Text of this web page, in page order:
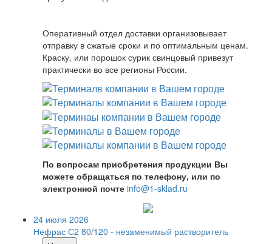
Оперативный отдел доставки организовывает
отправку в сжатые сроки и по оптимальным ценам.
Краску, или порошок сурик свинцовый привезут
практически во все регионы России.
По вопросам приобретения продукции Вы
можете обращаться по телефону, или по
электронной почте info@1-sklad.ru
24 июля 2026
Нефрас С2 80/120 - незаменимый растворитель